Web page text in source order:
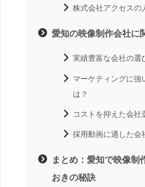
株式会社アクセスの
愛知の映像制作会社に
実績豊富な会社の選
マーケティングに強
は？
コストを抑えた会社
採用動画に適した会
まとめ：愛知で映像制
おきの秘訣